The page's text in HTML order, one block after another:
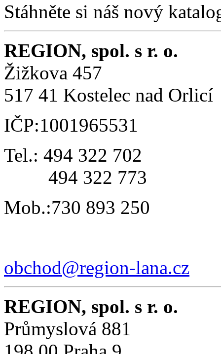
Stáhněte si náš nový
REGION, spol. s r. o.
Žižkova 457
517 41 Kostelec nad Orlicí
IČP:1001965531
Tel.: 494 322 702
494 322 773
Mob.:730 893 250
obchod@region-lana.cz
REGION, spol. s r. o.
Průmyslová 881